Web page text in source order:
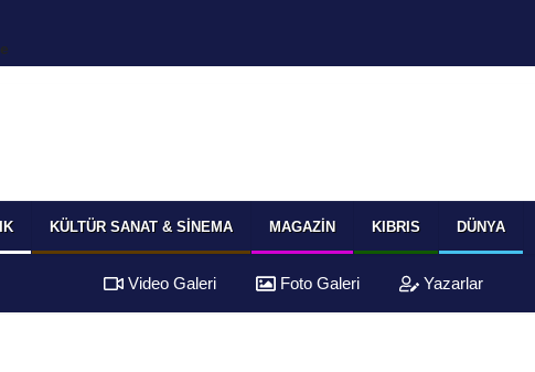
KÜLTÜR SANAT & SINEMA MAGAZIN KIBRIS DÜNYA
Video Galeri Foto Galeri Yazarlar